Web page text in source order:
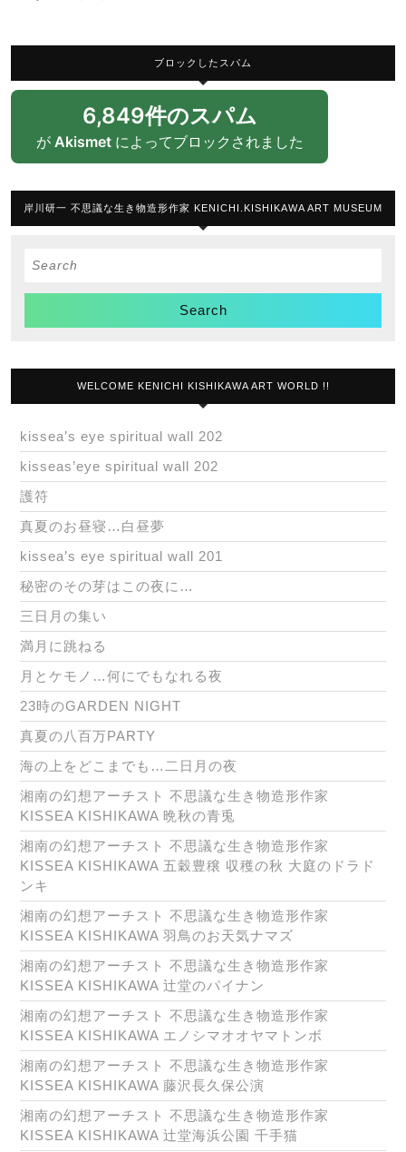
ブロックしたスパム
6,849件のスパム
が Akismetによってブロックされました
岸川研一 不思議な生き物造形作家 KENICHI.KISHIKAWA ART MUSEUM
Search
WELCOME KENICHI KISHIKAWA ART WORLD !!
kissea’s eye spiritual wall 202
kisseas’eye spiritual wall 202
護符
真夏のお昼寝…白昼夢
kissea’s eye spiritual wall 201
秘密のその芽はこの夜に…
三日月の集い
満月に跳ねる
月とケモノ…何にでもなれる夜
23時のGARDEN NIGHT
真夏の八百万PARTY
海の上をどこまでも…二日月の夜
湘南の幻想アーチスト 不思議な生き物造形作家
KISSEA KISHIKAWA 晩秋の青兎
湘南の幻想アーチスト 不思議な生き物造形作家
KISSEA KISHIKAWA 五穀豊穣 収穫の秋 大庭のドラド
ンキ
湘南の幻想アーチスト 不思議な生き物造形作家
KISSEA KISHIKAWA 羽鳥のお天気ナマズ
湘南の幻想アーチスト 不思議な生き物造形作家
KISSEA KISHIKAWA 辻堂のパイナン
湘南の幻想アーチスト 不思議な生き物造形作家
KISSEA KISHIKAWA エノシマオオヤマトンボ
湘南の幻想アーチスト 不思議な生き物造形作家
KISSEA KISHIKAWA 藤沢長久保公演
湘南の幻想アーチスト 不思議な生き物造形作家
KISSEA KISHIKAWA 辻堂海浜公園 千手猫